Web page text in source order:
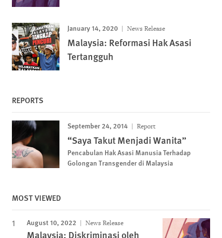
January 14, 2020 News Release
Malaysia: Reformasi Hak Asasi
Tertangguh
REPORTS
September 24, 2014 Report
“Saya Takut Menjadi Wanita”
Pencabulan Hak Asasi Manusia Terhadap
Golongan Transgender di Malaysia
MOST VIEWED
August 10, 2022 News Release
Malaysia: Diskriminasi oleh